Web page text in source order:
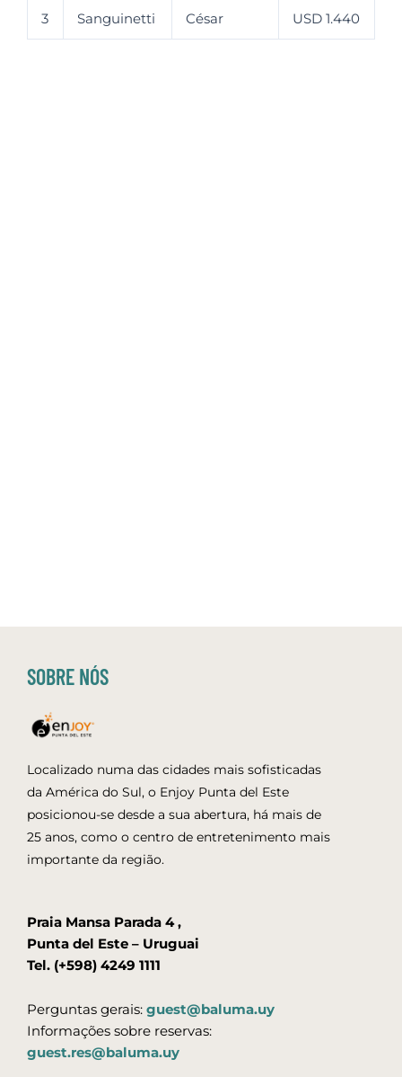
3 Sanguinetti César USD 1.440
SOBRE NÓS
Localizado numa das cidades mais sofisticadas
da América do Sul, o Enjoy Punta del Este
posicionou-se desde a sua abertura, há mais de
25 anos, como o centro de entretenimento mais
importante da região.
Praia Mansa Parada 4 ,
Punta del Este – Uruguai
Tel. (+598) 4249 1111
Perguntas gerais: guest@baluma.uy
Informações sobre reservas:
guest.res@baluma.uy